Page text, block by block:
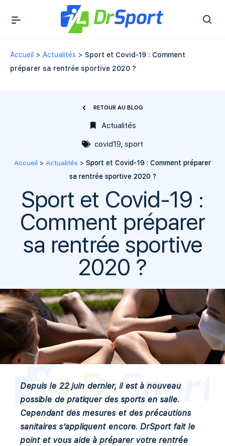
Accueil > Actualités > Sport et Covid-19 : Comment
préparer sa rentrée sportive 2020 ?
RETOUR AU BLOG
Actualités
covid19, sport
Accueil > Actualités > Sport et Covid-19 : Comment préparer
sa rentrée sportive 2020 ?
Sport et Covid-19 :
Comment préparer
sa rentrée sportive
2020 ?
Depuis le 22 juin dernier, il est à nouveau
possible de pratiquer des sports en salle.
Cependant des mesures et des précautions
sanitaires s’appliquent encore. DrSport fait le
point et vous aide à préparer votre rentrée